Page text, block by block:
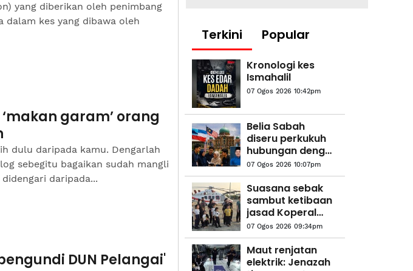
yang diberikan oleh penimbang
dalam kes yang dibawa oleh
garam’ orang
dulu daripada kamu. Dengarlah
sebegitu bagaikan sudah mangli
daripada...
DUN Pelangai'
Terkini Popular
Kronologi kes
Ismahalil
07 Ogos 2026 10:42pm
Belia Sabah
diseru perkukuh
hubungan dengan
Putrajaya
07 Ogos 2026 10:07pm
Suasana sebak
sambut ketibaan
jasad Koperal
Teck Siong
07 Ogos 2026 09:34pm
Maut renjatan
elektrik: Jenazah